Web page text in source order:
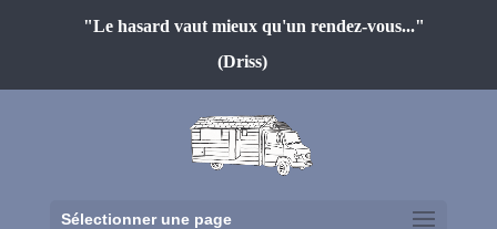
"Le hasard vaut mieux qu'un rendez-vous..."
(Driss)
Sélectionner une page